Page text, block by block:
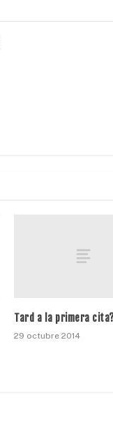
Tard a la primera
29 octubre 2014